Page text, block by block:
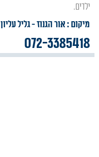
ילדים.
מיקום : אור הגנוז- גליל עליון
072-3385418